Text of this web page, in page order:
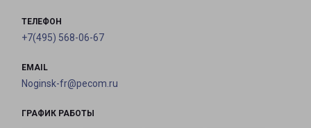
ТЕЛЕФОН
+7(495) 568-06-67
EMAIL
Noginsk-fr@pecom.ru
ГРАФИК РАБОТЫ